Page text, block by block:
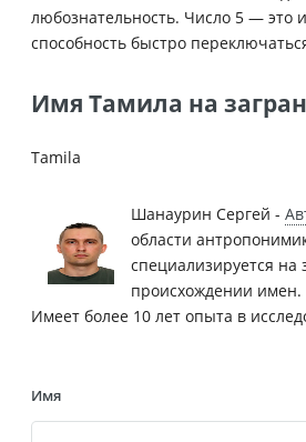
любознательность. Число 5 — это
способность быстро
Имя Тамила на
Tamila
Шанаурин Сергей -
области
специализируется на
происхождении имен.
Имеет более 10 лет опыта в
Имя